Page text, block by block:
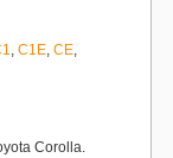
, C1E, CE,
Corolla.